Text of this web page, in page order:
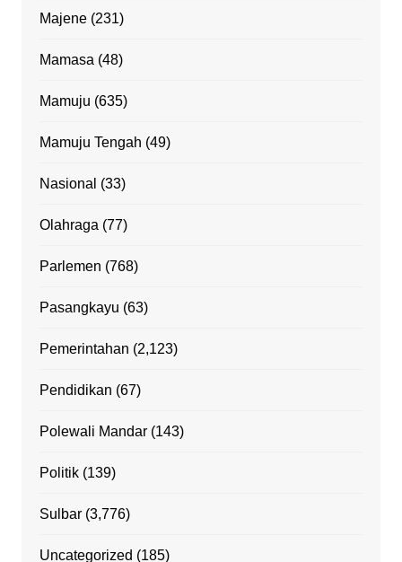
Majene(231)
Mamasa (48)
Mamuju (635)
Mamuju Tengah (49)
Nasional (33)
Olahraga (77)
Parlemen (768)
Pasangkayu (63)
Pemerintahan (2,123)
Pendidikan (67)
Polewali Mandar(143)
Politik(139)
Sulbar(3,776)
Uncategorized (185)